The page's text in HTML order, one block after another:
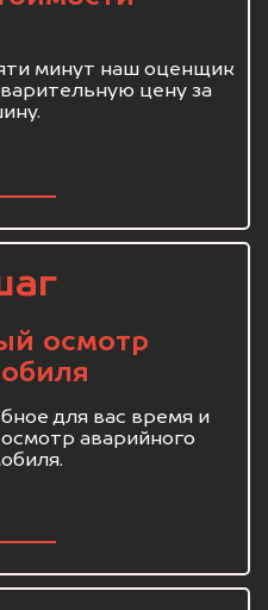
минут наш оценщик
цену за
осмотр
для вас время и
аварийного